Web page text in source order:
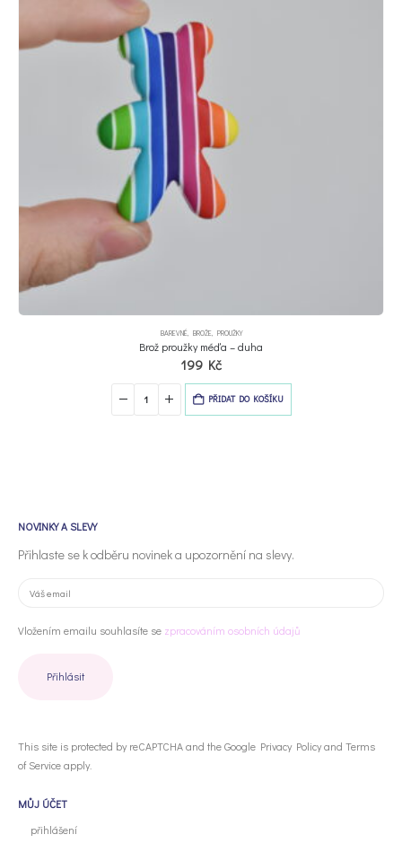
BAREVNÉ BROŽE PROUŽKY
Brož proužky méďa – duha
199 Kč
PŘIDAT DO KOŠÍKU
NOVINKY A SLEVY
Přihlaste se k odběru novinek a upozornění na slevy.
Vložením emailu souhlasíte se zpracováním osobních údajů
This site is protected by reCAPTCHA and the Google Privacy Policyand Terms
of Serviceapply.
MŮJ ÚČET
přihlášení